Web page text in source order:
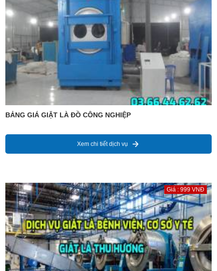
BẢNG GIÁ GIẶT LÀ ĐỒ CÔNG NGHIỆP
Xem chi tiết dịch vụ
Giá : 999 VNĐ